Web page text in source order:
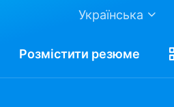
Українська
Розмістити резюме